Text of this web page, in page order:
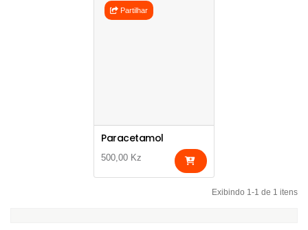
Partilhar
Paracetamol
500,00 Kz
Exibindo 1-1 de 1 itens